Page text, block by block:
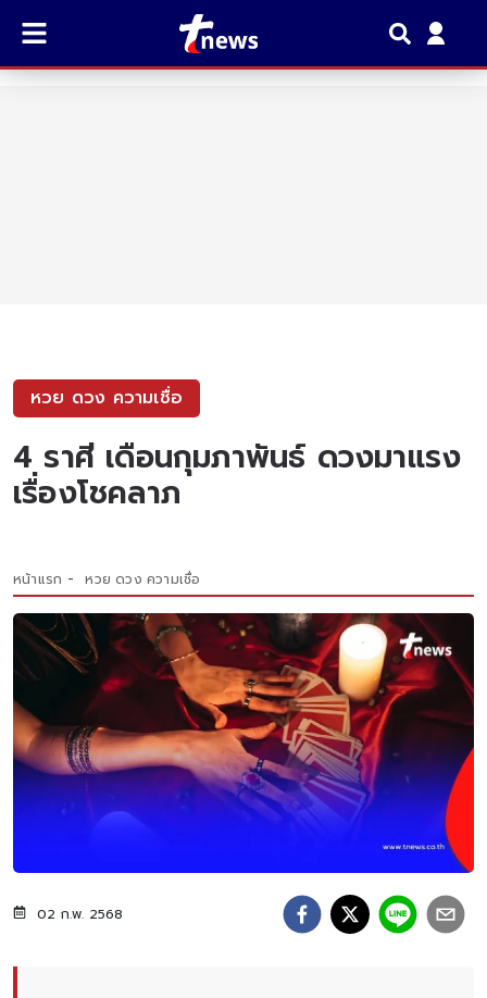
หวย ดวง ความเชื่อ
4 ราศี เดือนกุมภาพันธ์ ดวงมาแรง
เรื่องโชคลาภ
หน้าแรก หวย ดวง ความเชื่อ
02 ก.พ. 2568